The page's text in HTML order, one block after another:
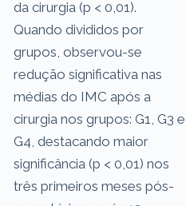
da cirurgia (p < 0,01).
Quando divididos por
grupos, observou-se
redução significativa nas
médias do IMC após a
cirurgia nos grupos: G1, G3 e
G4, destacando maior
significância (p < 0,01) nos
três primeiros meses pós-